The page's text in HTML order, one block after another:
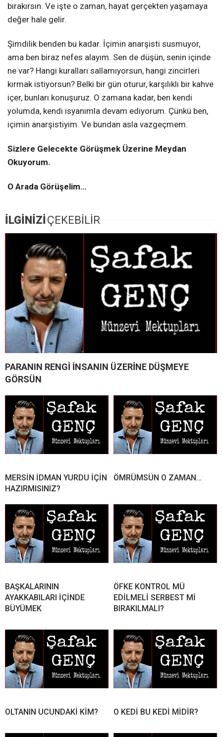
bırakırsın. Ve işte o zaman, hayat gerçekten yaşamaya
değer hale gelir.
Şimdilik benden bu kadar. İçimin anarşisti susmuyor,
ama ben biraz nefes alayım. Sen de düşün, senin içinde
ne var? Hangi kuralları sallamıyorsun, hangi zincirleri
kırmak istiyorsun? Belki bir gün oturur, karşılıklı bir kahve
içer, bunları konuşuruz. O zamana kadar, ben kendi
yolumda, kendi isyanımla devam ediyorum. Çünkü ben,
içimin anarşistiyim. Ve bundan asla vazgeçmem.
Sizlere Gelecekte Görüşmek Üzerine Meydan
Okuyorum.
O Arada Görüşelim…
İLGİNİZİ ÇEKEBİLİR
PARANIN RENGİ İNSANIN ÜZERİNE DÜŞMEYE
GÖRSÜN
MERSİN İDMAN YURDU İÇİN
HAZIRMISINIZ?
ÖMRÜMSÜN O ZAMAN…
BAŞKALARININ
AYAKKABILARI İÇİNDE
BÜYÜMEK
ÖFKE KONTROL MÜ
EDİLMELİ SERBEST Mİ
BIRAKILMALI?
OLTANIN UCUNDAKİ KİM? O KEDİ BU KEDİ MİDİR?